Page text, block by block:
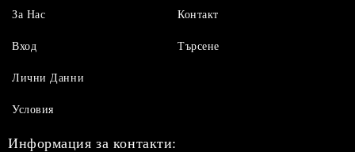
За Нас
Вход
Контакт
Търсене
Лични Данни
Условия
Информация за контакти: